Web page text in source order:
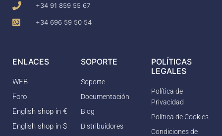
+34 91 859 55 67
+34 696 59 50 54
ENLACES
WEB
Foro
English shop in €
English shop in $
SOPORTE
Soporte
Documentación
Blog
Distribuidores
POLÍTICAS
LEGALES
Política de
Privacidad
Política de Cookies
Condiciones de